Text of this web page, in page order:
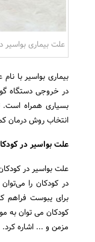
علت بیماری
بیماری بواسیر با
در خروجی دستگاه
بسیاری همراه است.
انتخاب روش درمان
علت بواسیر در
علت بواسیر در
در کودکان را
برای یبوست فراهم
کودکان می توان به
مزمن و ... اشاره کرد.